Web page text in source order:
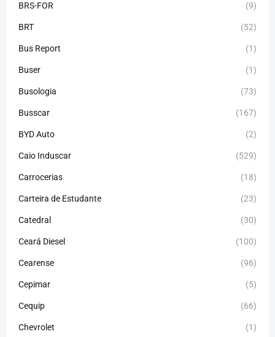
BRS-FOR (9)
BRT (52)
Bus Report (1)
Buser (1)
Busologia (73)
Busscar (167)
BYD Auto (2)
Caio Induscar (529)
Carrocerias (18)
Carteira de Estudante (23)
Catedral (30)
Ceará Diesel (100)
Cearense (96)
Cepimar (5)
Cequip (66)
Chevrolet (1)